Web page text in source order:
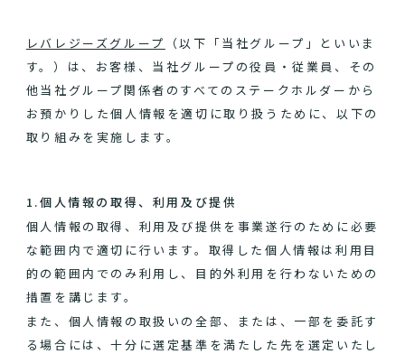
レバレジーズグループ
（以下「当社グループ」といいま
す。）は、お客様、当社グループの役員・従業員、その
他当社グループ関係者のすべてのステークホルダーから
お預かりした個人情報を適切に取り扱うために、以下の
取り組みを実施します。
1.個人情報の取得、利用及び提供
個人情報の取得、利用及び提供を事業遂行のために必要
な範囲内で適切に行います。取得した個人情報は利用目
的の範囲内でのみ利用し、目的外利用を行わないための
措置を講じます。
また、個人情報の取扱いの全部、または、一部を委託す
る場合には、十分に選定基準を満たした先を選定いたし